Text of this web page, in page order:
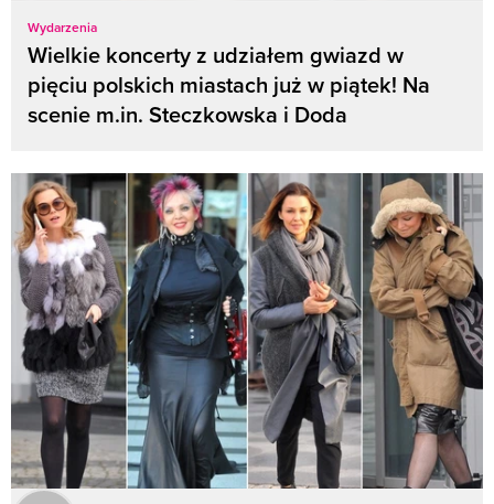
Wydarzenia
Wielkie koncerty z udziałem gwiazd w
pięciu polskich miastach już w piątek! Na
scenie m.in. Steczkowska i Doda